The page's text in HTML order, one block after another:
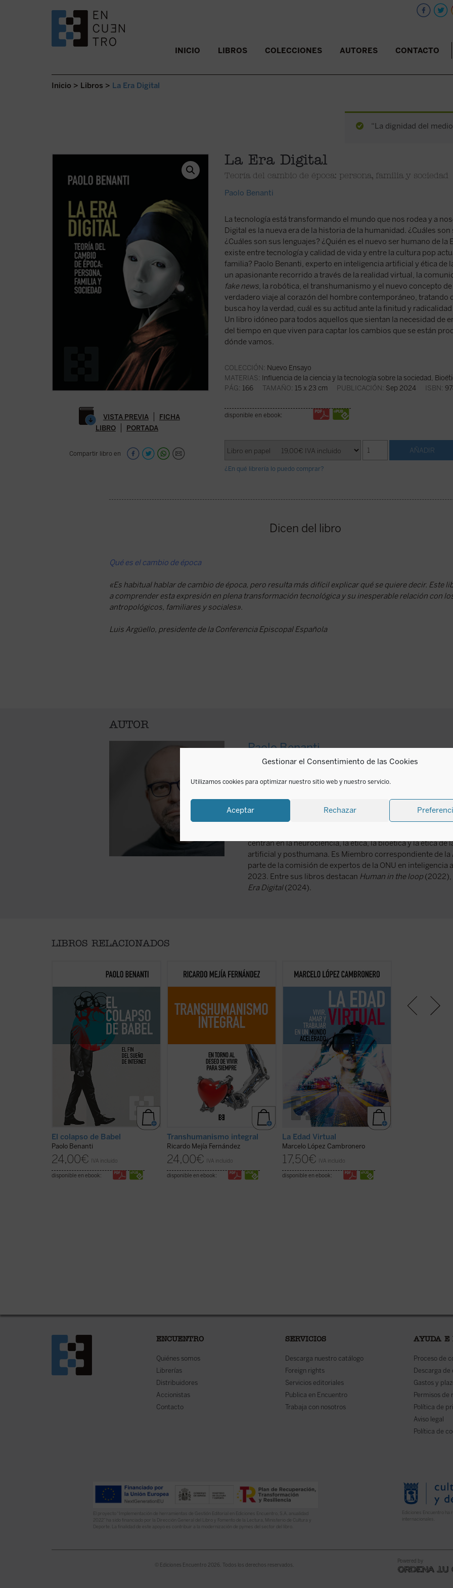
Gestionar el Consentimiento de las Cookies
Utilizamos cookies para optimizar nuestro sitio web y nuestro servicio.
Aceptar Rechazar
SALTAR AL CONTENIDO. INICIO LIBROS COLECCIONES AUTORES CONTACTO
Inicio > Libros > La Era Digital
“La dignidad del
VISTA PREVIA
FICHA
LIBRO
PORTADA
Compartir libro en
La Era Digital
Teoría del cambio de época: persona, familia y sociedad
Paolo Benanti
La tecnología está transformando el mundo que nos rodea y a
Digital es la nueva era de la historia de la humanidad. ¿Cuáles
¿Cuáles son sus lenguajes? ¿Quién es el nuevo ser humano de la
existe entre tecnología y calidad de vida y entre la cultura pop
familia? Paolo Benanti, experto en inteligencia artificial y ética de
un apasionante recorrido a través de la realidad virtual, la
fake news, la robótica, el transhumanismo y el nuevo concepto
verdadero viaje al corazón del hombre contemporáneo, tratando
busca hoy la verdad, cuál es su actitud ante la finitud y
Un libro idóneo para todos aquellos que sientan la necesidad de
del tiempo en que viven para captar los cambios que se están
dónde vamos.
COLECCIÓN: Nuevo Ensayo
MATERIAS: Influencia de la ciencia y la tecnología sobre la sociedad
PÁG: 166 TAMAÑO: 15 x 23 cm PUBLICACIÓN: Sep 2024 ISBN:
disponible en ebook:
¿En qué librería lo puedo comprar?
Dicen del libro
Qué es el cambio de época
«Es habitual hablar de cambio de época, pero resulta más difícil explicar qué se quiere decir. Este
a comprender esta expresión en plena transformación tecnológica y su inesperable relación con
antropológicos, familiares y sociales».
Luis Argüello, presidente de la Conferencia Episcopal Española
AUTOR
Paolo Benanti
Fray Paolo Benanti (Roma, 1973) es franciscano de la
doctoró en Teología Moral en la Pontificia Universidad
es profesor de Teología. Con su tesis doctoral tituladaEl
era posthumana
ganó el renombrado Premio Belarmino-
miembro de la Academia Pontificia para la Vida y
Inteligencia Artificial para asistir a la Agencia para la Italia
centran en la neurociencia, la ética, la bioética y la ética de
artificial y posthumana. Es Miembro correspondiente de la
parte de la comisión de expertos de la ONU en
2023. Entre sus libros destacan Human in the loop(2022),
Era Digital(2024).
LIBROS RELACIONADOS
El colapso de Babel, el teólogo
Benanti nos invita a reflexionar
sobre el colapso de la utopía
digital. Es una invitación a pensar
en el papel de la tecnología en
nuestras vidas y en la
construcción de un futuro más
ético y humano, una lectura
esencial para quienes ...(ver ficha)
El colapso de Babel
Paolo Benanti
24,00€ IVA incluido
disponible en ebook:
En esta obra quiero establecer el
civilización, ofreciendo nuevos
criterios de pensamiento y de
acción de los desafíos
tecnológicos....(ver ficha)
Transhumanismo integral
Ricardo Mejía Fernández
24,00€ IVA incluido
disponible en ebook:
Este libro intenta mostrar que la
causada por este cambio
tecnológico acelerado sino que,
más bien, sucedería al revés: una
radical transformación de nuestra
mirada sobre la realidad habría
provocado el inicio de una nueva
época: la Edad Virtual. Cómo
amamos, trabajamos y ...(ver
La Edad Virtual
Marcelo López Cambronero
17,50€ IVA incluido
disponible en ebook:
afrontar las
desvinculación,
ENCUENTRO
Quiénes somos
Librerías
Distribuidores
Accionistas
Contacto
SERVICIOS
Descarga nuestro catálogo
Foreign rights
Servicios editoriales
Publica en Encuentro
Trabaja con nosotros
AYUDA E
Proceso de
Descarga de
Gastos y
Permisos de
Política de
Aviso legal
Política de
El proyecto “Implementación de herramientas de Gestión Editorial en Ediciones Encuentro, S.A. anualidad
2022” ha sido financiado por la Dirección General del Libro y Fomento de la Lectura, Ministerio de Cultura y
Deporte. La finalidad de este apoyo es contribuir a la modernización de pymes del sector del libro.
Ediciones Encuentro
© Ediciones Encuentro 2026. Todos los derechos reservados.
Powered by